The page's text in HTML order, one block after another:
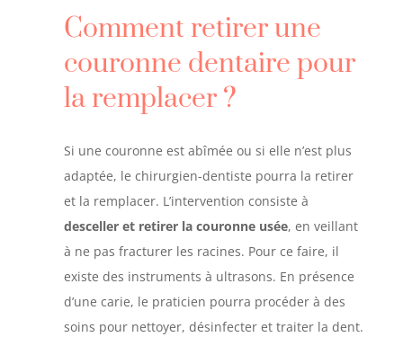
Comment retirer une
couronne dentaire pour
la remplacer ?
Si une couronne est abîmée ou si elle n’est plus
adaptée, le chirurgien-dentiste pourra la retirer
et la remplacer. L’intervention consiste à
desceller et retirer la couronne usée, en veillant
à ne pas fracturer les racines. Pour ce faire, il
existe des instruments à ultrasons. En présence
d’une carie, le praticien pourra procéder à des
soins pour nettoyer, désinfecter et traiter la dent.